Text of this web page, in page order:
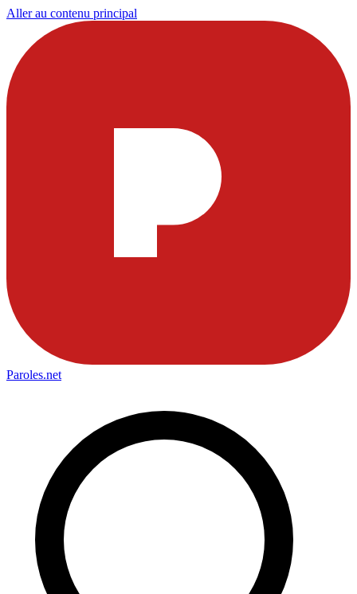
Aller au contenu principal
Paroles.net